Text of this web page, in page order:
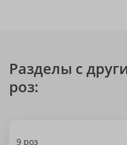
Разделы с
роз:
9 роз